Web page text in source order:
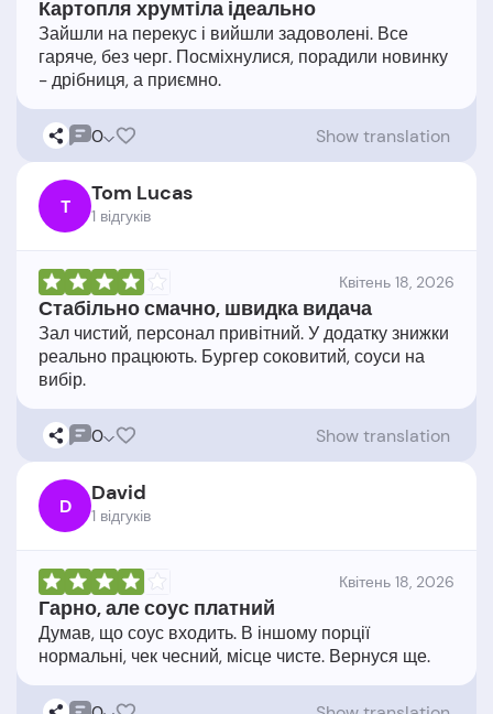
Картопля хрумтіла ідеально
Зайшли на перекус і вийшли задоволені. Все
гаряче, без черг. Посміхнулися, порадили новинку
0 Show translation
T Tom Lucas
1 відгукiв
Квітень 18, 2026
Стабільно смачно, швидка видача
Зал чистий, персонал привітний. У додатку знижки
реально працюють. Бургер соковитий, соуси на
0 Show translation
D David
1 відгукiв
Квітень 18, 2026
Гарно, але соус платний
Думав, що соус входить. В іншому порції